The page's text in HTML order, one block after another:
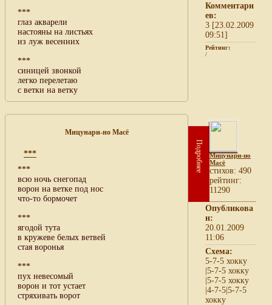
***
глаз акварели
настояны на листьях
из луж весенних
***
синицей звонкой
легко перелетаю
с ветки на ветку
Комментари
ев:
3 [23.02.2009
09:51]
Рейтинг:
/
Мицунари-но Масё
***
***
всю ночь снегопад
ворон на ветке под нос
что-то бормочет
***
ягодой тута
в кружеве белых ветвей
стая воронья
***
пух невесомый
ворон и тот устает
стряхивать ворот
Подробнее
Мицунари-но
Масё
cтихов: 490
рейтинг:
11290
Опубликова
н:
20.01.2009
11:06
Схема:
5-7-5 хокку
|5-7-5 хокку
|5-7-5 хокку
|4-7-5|5-7-5
хокку